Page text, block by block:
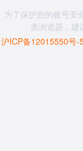
为了保护您的账号安
类浏览器，建
沪ICP备12015550号-